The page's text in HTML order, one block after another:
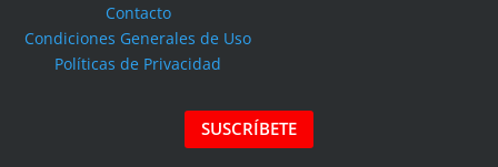
Contacto
Condiciones Generales de Uso
Políticas de Privacidad
SUSCRÍBETE